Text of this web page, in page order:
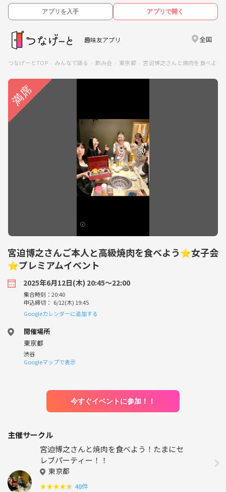
アプリを入手 アプリで開く
趣味友アプリ 全国
つなげーとTOP みんなで語る 飲み会 東京都 宮迫博之さんと焼肉を食べよう
宮迫博之さんご本人と高級焼肉を食べよう⭐︎女子会
⭐︎プレミアムイベント
2025年6月12日(木) 20:45〜22:00
集合時刻：20:40
申込締切： 6/12(木) 19:45
Googleカレンダーに追加する
開催場所
東京都
渋谷
Googleマップで表示
今すぐイベントに参加！！
主催サークル
宮迫博之さんと焼肉を食べよう！たまにセ
レブパーティー！！
東京都
★★★★★ 48件